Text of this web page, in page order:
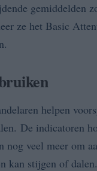
gemiddelden
ze het Basic
helpen
De indicatoren
nog veel meer om
kan stijgen of